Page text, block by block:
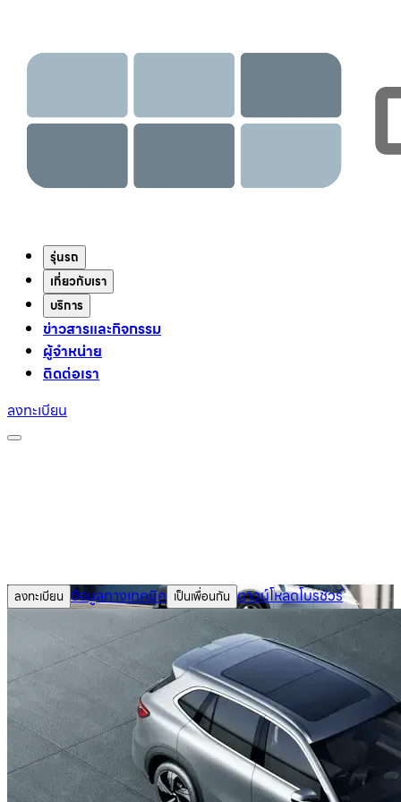
รุ่นรถ
เกี่ยวกับเรา
บริการ
ข่าวสารและกิจกรรม
ผู้จำหน่าย
ติดต่อเรา
ลงทะเบียน
ลงทะเบียน ข้อมูลทางเทคนิค เป็นเพื่อนกัน ดาวน์โหลดโบรชัวร์